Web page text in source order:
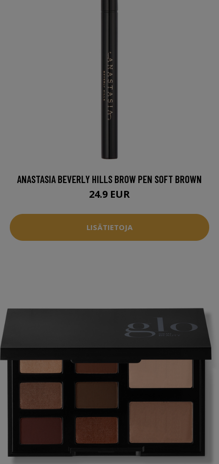
ANASTASIA BEVERLY HILLS BROW PEN SOFT BROWN
24.9 EUR
LISÄTIETOJA